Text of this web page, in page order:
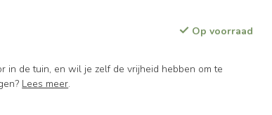
Op voorraad
in de tuin, en wil je zelf de vrijheid hebben om te
Lees meer.